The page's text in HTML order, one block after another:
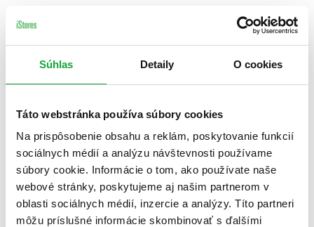
Súhlas Detaily O cookies
Táto webstránka používa súbory cookies
Na prispôsobenie obsahu a reklám, poskytovanie funkcií
sociálnych médií a analýzu návštevnosti používame
súbory cookie. Informácie o tom, ako používate naše
webové stránky, poskytujeme aj našim partnerom v
oblasti sociálnych médií, inzercie a analýzy. Títo partneri
môžu príslušné informácie skombinovať s ďalšími